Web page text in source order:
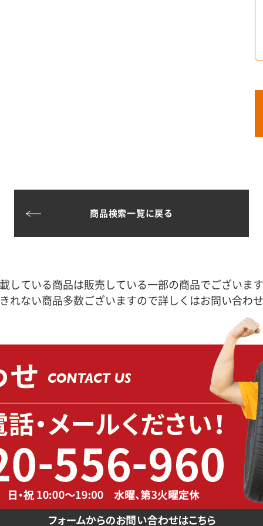
商品検索一覧に戻る
している商品は販売している一部の商品でございま
れない商品多数ございますので詳しくはお問い合わ